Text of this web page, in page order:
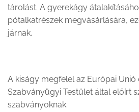
tárolást. A gyerekágy
pótalkatrészek megvásárlására,
járnak.
A kiságy megfelel az Európai Unió
Szabványügyi Testület által előírt
szabványoknak.